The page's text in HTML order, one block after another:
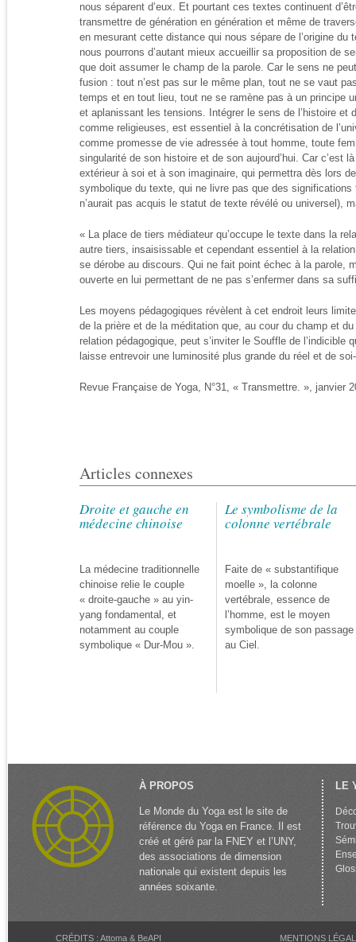
nous séparent d’eux. Et pourtant ces textes continuent
transmettre de génération en génération et même de
en mesurant cette distance qui nous sépare de l’origine du
nous pourrons d’autant mieux accueillir sa proposition de
que doit assumer le champ de la parole. Car le sens ne
fusion : tout n’est pas sur le même plan, tout ne se vaut
temps et en tout lieu, tout ne se ramène pas à un principe
et aplanissant les tensions. Intégrer le sens de l’histoire et
comme religieuses, est essentiel à la concrétisation de
comme promesse de vie adressée à tout homme, toute
singularité de son histoire et de son aujourd’hui. Car c’est
extérieur à soi et à son imaginaire, qui permettra dès lors
symbolique du texte, qui ne livre pas que des
n’aurait pas acquis le statut de texte révélé ou universel),
« La place de tiers médiateur qu’occupe le texte dans la
autre tiers, insaisissable et cependant essentiel à la
se dérobe au discours. Qui ne fait point échec à la parole,
ouverte en lui permettant de ne pas s’enfermer dans sa
Les moyens pédagogiques révèlent à cet endroit leurs
de la prière et de la méditation que, au cour du champ et
relation pédagogique, peut s’inviter le Souffle de l’indicible
laisse entrevoir une luminosité plus grande du réel et de
Revue Française de Yoga, N°31, « Transmettre. », janvier
Articles connexes
Droite et gauche en
médecine chinoise
La médecine traditionnelle
chinoise relie le couple
« droite-gauche » au yin-
yang fondamental, et
notamment au couple
symbolique « Dur-Mou ».
Le symbolisme de la
colonne vertébrale
Faite de « substantifique
moelle », la colonne
vertébrale, essence de
l’homme, est le moyen
symbolique de son passage
au Ciel.
À PROPOS
Le Monde du Yoga est le site de
référence du Yoga en France. Il est
créé et géré par la FNEY et l’UNY,
des associations de dimension
nationale qui existent depuis les
années soixante.
LE
CRÉDITS : Attoma & BeAPI MENTIONS